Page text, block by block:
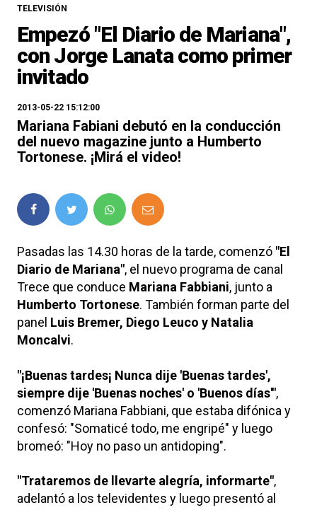
TELEVISIÓN
Empezó "El Diario de Mariana",
con Jorge Lanata como primer
invitado
2013-05-22 15:12:00
Mariana Fabiani debutó en la conducción
del nuevo magazine junto a Humberto
Tortonese. ¡Mirá el video!
Pasadas las 14.30 horas de la tarde, comenzó "El
Diario de Mariana", el nuevo programa de canal
Trece que conduce Mariana Fabbiani, junto a
Humberto Tortonese. También forman parte del
panel Luis Bremer, Diego Leuco y Natalia
Moncalvi.
"¡Buenas tardes¡ Nunca dije 'Buenas tardes',
siempre dije 'Buenas noches' o 'Buenos días'",
comenzó Mariana Fabbiani, que estaba difónica y
confesó: "Somaticé todo, me engripé" y luego
bromeó: "Hoy no paso un antidoping".
"Trataremos de llevarte alegría, informarte",
adelantó a los televidentes y luego presentó al